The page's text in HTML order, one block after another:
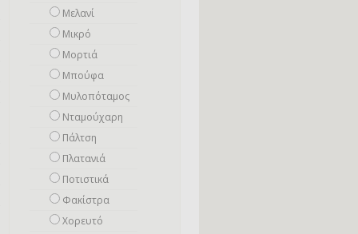
Μελανί
Μικρό
Mορτιά
Μπούφα
Μυλοπόταμος
Νταμούχαρη
Πάλτση
Πλατανιά
Ποτιστικά
Φακίστρα
Χορευτό